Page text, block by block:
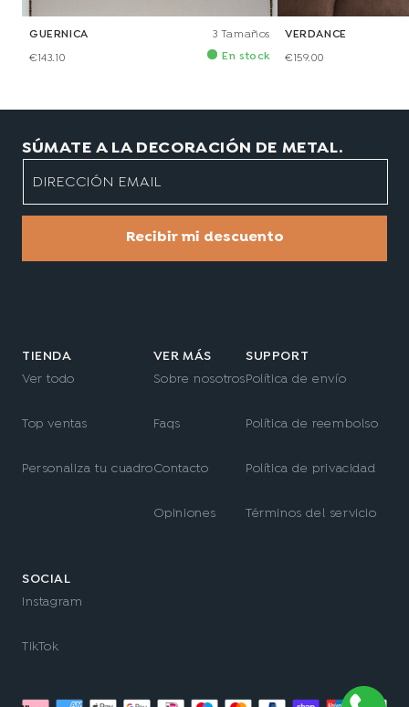
GUERNICA
€143.10
3 Tamaños
En stock
VERDANCE
€159.00
SÚMATE A LA DECORACIÓN DE METAL.
DIRECCIÓN EMAIL
Recibir mi descuento
TIENDA
Ver todo
Top ventas
Personaliza tu cuadro
VER MÁS
Sobre nosotros
Faqs
Contacto
Opiniones
SUPPORT
Política de envío
Política de reembolso
Política de privacidad
Términos del servicio
SOCIAL
Instagram
TikTok